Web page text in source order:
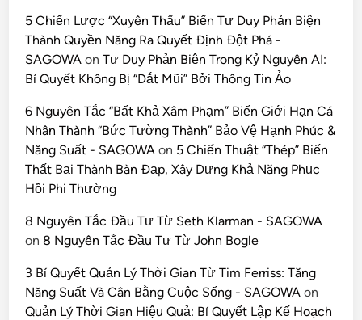
5 Chiến Lược “Xuyên Thấu” Biến Tư Duy Phản Biện
Thành Quyền Năng Ra Quyết Định Đột Phá -
SAGOWA onTư Duy Phản Biện Trong Kỷ Nguyên AI:
Bí Quyết Không Bị “Dắt Mũi” Bởi Thông Tin Ảo
6 Nguyên Tắc “Bất Khả Xâm Phạm” Biến Giới Hạn Cá
Nhân Thành “Bức Tường Thành” Bảo Vệ Hạnh Phúc &
Năng Suất - SAGOWA on 5 Chiến Thuật “Thép” Biến
Thất Bại Thành Bàn Đạp, Xây Dựng Khả Năng Phục
Hồi Phi Thường
8 Nguyên Tắc Đầu Tư Từ Seth Klarman - SAGOWA
on 8 Nguyên Tắc Đầu Tư Từ John Bogle
3 Bí Quyết Quản Lý Thời Gian Từ Tim Ferriss: Tăng
Năng Suất Và Cân Bằng Cuộc Sống - SAGOWA on
Quản Lý Thời Gian Hiệu Quả: Bí Quyết Lập Kế Hoạch